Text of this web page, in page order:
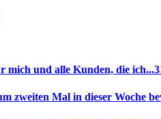
mich und alle Kunden, die ich...
zweiten Mal in dieser Woche